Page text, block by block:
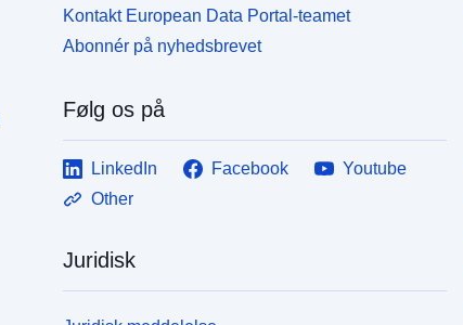
Kontakt European Data Portal-teamet
Abonnér på nyhedsbrevet
Følg os på
LinkedIn Facebook
Youtube
Other
Juridisk